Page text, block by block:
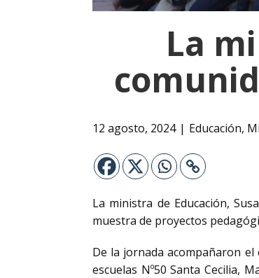
La
12 agosto, 2024 Educación,
La ministra de Educación,
muestra de proyectos
De la jornada acompañaron el
escuelas Nº50 Santa Cecilia,